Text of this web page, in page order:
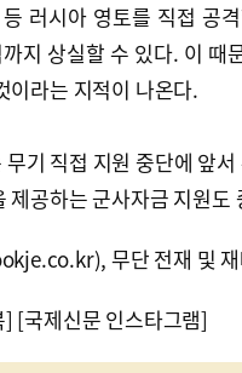
러시아 영토를 직접 공
지 상실할 수 있다. 이 때
이라는 지적이 나온다.
기 직접 지원 중단에 앞
제공하는 군사자금 지원도
무단 전재 및 재
] [국제신문 인스타그램]